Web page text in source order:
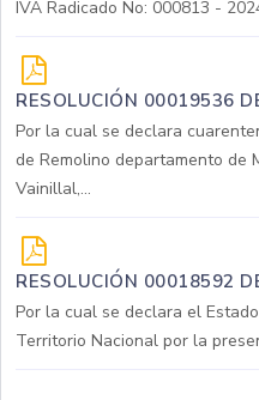
IVA Radicado No: 000813 -
RESOLUCIÓN 00019536
Por la cual se declara
de Remolino departamento de
Vainillal,...
RESOLUCIÓN 00018592
Por la cual se declara el
Territorio Nacional por la